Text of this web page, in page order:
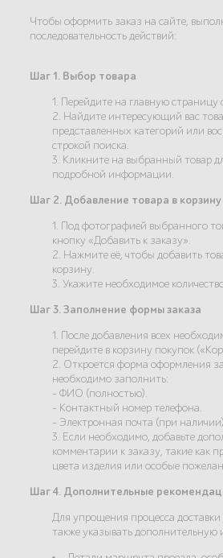
Чтобы оформить заказ на сайте,
последовательность действий:
Шаг 1. Выбор товара
1. Перейдите на главную страницу
2. Найдите интересующий вас
представленных категорий или
строкой поиска.
3. Кликните на выбранный товар
подробной информации.
Шаг 2. Добавление товара в корзину
1. Под фотографией выбранного
кнопку «Добавить к заказу».
2. Нажмите её, чтобы добавить
корзину.
3. Укажите необходимое
Шаг 3. Заполнение формы заказа
1. После добавления всех
перейдите в корзину покупок
2. Откроется форма оформления
необходимо заполнить:
- ФИО (полностью).
- Контактный номер телефона.
- Электронная почта (при
3. Если необходимо, добавьте
комментарии к заказу, такие как
цвета изделия или особые
Шаг 4. Дополнительные
Для упрощения процесса
также указывать